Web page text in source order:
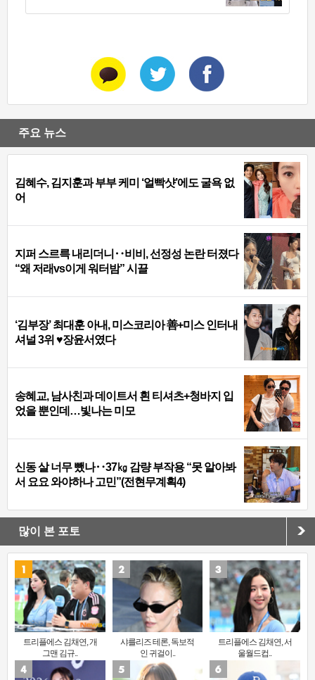
주요 뉴스
김혜수, 김지훈과 부부 케미 ‘얼빡샷’에도 굴욕 없
어
지퍼 스르륵 내리더니‥비비, 선정성 논란 터졌다
“왜 저래vs이게 워터밤” 시끌
‘김부장’ 최대훈 아내, 미스코리아 善+미스 인터내
셔널 3위 ♥장윤서였다
송혜교, 남사친과 데이트서 흰 티셔츠+청바지 입
었을 뿐인데…빛나는 미모
신동 살 너무 뺐나‥37㎏ 감량 부작용 “못 알아봐
서 요요 와야하나 고민”(전현무계획4)
많이 본 포토
트리플에스 김채연, 개
그맨 김규..
샤를리즈 테론, 독보적
인 귀걸이..
트리플에스 김채연, 서
울월드컵..